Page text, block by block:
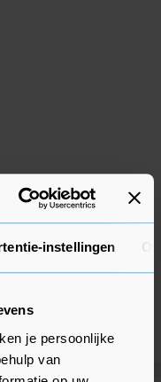
instellingen
je persoonlijke
van